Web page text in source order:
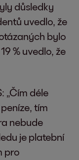
důsledky
uvedlo, že
bylo
% uvedlo, že
„Čím déle
tím
nebude
je platební
pro